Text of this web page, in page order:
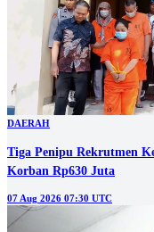
DAERAH
Tiga Penipu Rekrutmen
Korban Rp630 Juta
07 Aug 2026 07:30 UTC